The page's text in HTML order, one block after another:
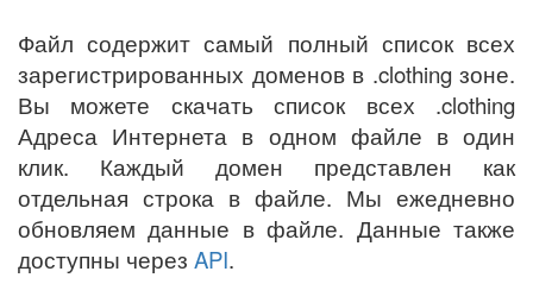
Файл содержит самый полный список всех
зарегистрированных доменов в .clothing зоне.
Вы можете скачать список всех .clothing
Адреса Интернета в одном файле в один
клик. Каждый домен представлен как
отдельная строка в файле. Мы ежедневно
обновляем данные в файле. Данные также
доступны через API.